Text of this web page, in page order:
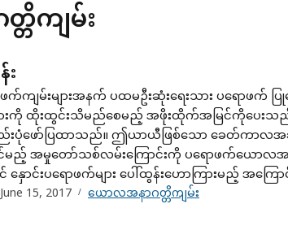
တိကျမ်း
ကျမ်းများအနက် ပထမဦးဆုံးရေးသား ပရောဖက်
ကားကို ထိုးထွင်းသိမည်စေမည့် အဖိုးထိုက်အမြင်ကိုပေး
ပုံဖော်ပြထာသည်။ ဤယာယီဖြစ်သော ခေတ်ကာ
ည့် အမှုတော်သစ်လမ်းကြောင်းကို ပရောဖက်ယောလအ
ာင်းပရောဖက်များ ပေါ်ထွန်းဟောကြားမည့် အကြော
June 15, 2017 ယောလအနာဂတ္တိကျမ်း